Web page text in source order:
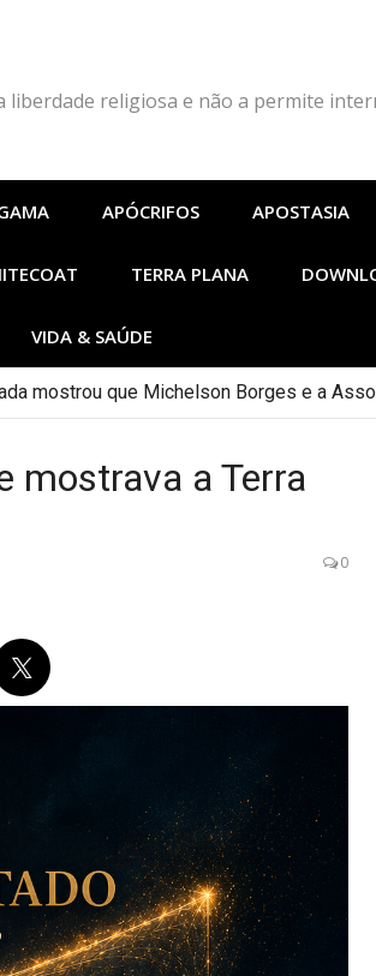
religiosa e não a permite
APÓCRIFOS APOSTASIA
TERRA PLANA
VIDA & SAÚDE
mostrou que Michelson Borges e a
mostrava a Terra
0